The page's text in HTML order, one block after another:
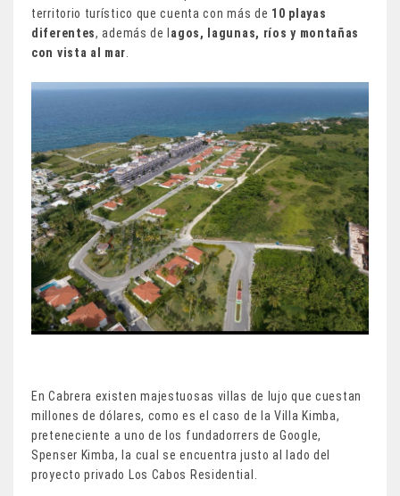
territorio turístico que cuenta con más de 10 playas
diferentes, además de l agos, lagunas, ríos y montañas
con vista al mar.
En Cabrera existen majestuosas villas de lujo que cuestan
millones de dólares, como es el caso de la Villa Kimba,
preteneciente a uno de los fundadorrers de Google,
Spenser Kimba, la cual se encuentra justo al lado del
proyecto privado Los Cabos Residential.